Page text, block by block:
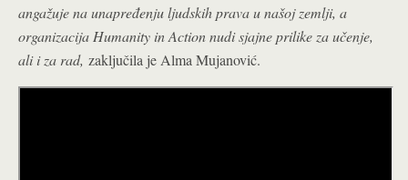
angažuje na unapređenju ljudskih prava u našoj zemlji, a
organizacija Humanity in Action nudi sjajne prilike za učenje,
ali i za rad, zaključila je Alma Mujanović.